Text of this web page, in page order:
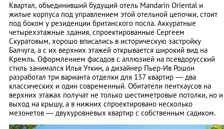
Квартал, объединивший будущий отель Mandarin Oriental и
жилые корпуса под управлением этой отельной цепочки, стоит
под боком у резиденции британского посла. Аккуратные
четырехэтажные здания, спроектированные Сергеем
Скуратовым, хорошо вписались в историческую застройку
Балчуга, а с их верхних этажей открывается широкий вид на
Кремль. Оформлением фасадов с аллюзией на псевдорусский
стиль занимался Илья Уткин, а дизайнер Пьер-Ив Рошон
разработал три варианта отделки для 137 квартир — два
классических и один современный. Обитатели пентхаусов на
верхних этажах получат не только шестиметровые потолки, но и
выход на крышу, а в нижних спроектировано несколько
мезонетов — двухуровневых квартир с собственным садиком.